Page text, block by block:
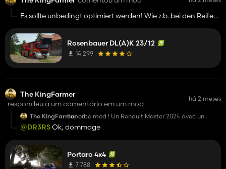
Es sollte unbedingt optimiert werden! Wie z.b. bei den Reifen
Rosenbauer DL(A)K 23/12
14 299
The KingFarmer
respondeu a um comentário em um mod
há 2 meses
The KingFarmerSuperbe mod ! Un Renault Master 2024 avec un
intérieur aménagé serait génial, juste comme idée.
@DR3RSOk, dommage
Portaro 4x4
7 788